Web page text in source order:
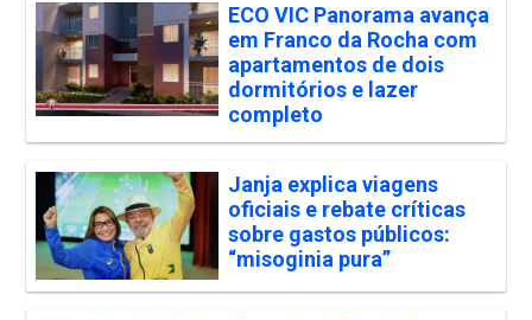
ECO VIC Panorama avança
em Franco da Rocha com
apartamentos de dois
dormitórios e lazer
completo
Janja explica viagens
oficiais e rebate críticas
sobre gastos públicos:
“misoginia pura”